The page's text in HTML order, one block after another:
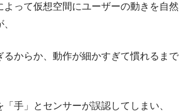
よって仮想空間にユーザーの動きを自然
るからか、動作が細かすぎて慣れるまで
手」とセンサーが誤認してしまい、